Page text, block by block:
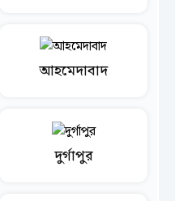
আহমেদাবাদ
দুর্গাপুর